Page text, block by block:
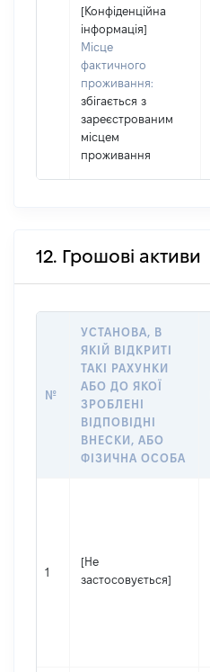
[Конфіденційна
інформація]
Місце
фактичного
проживання:
збігається з
зареєстрованим
місцем
проживання
12. Грошові активи
№
УСТАНОВА, В
ЯКІЙ ВІДКРИТІ
ТАКІ РАХУНКИ
АБО ДО ЯКОЇ
ЗРОБЛЕНІ
ВІДПОВІДНІ
ВНЕСКИ, АБО
ФІЗИЧНА ОСОБА
1
[Не
застосовується]